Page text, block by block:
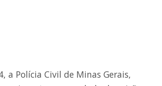
a Polícia Civil de Minas Gerais,